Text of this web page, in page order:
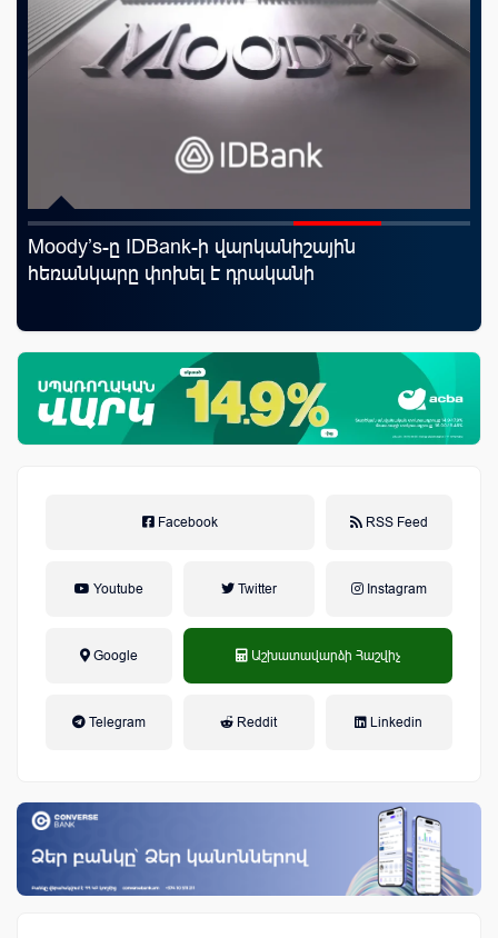
Moody’s-ը IDBank-ի վարկանիշային
հեռանկարը փոխել է դրականի
Facebook RSS Feed
Youtube Twitter Instagram
Google Աշխատավարձի Հաշվիչ
Telegram Reddit Linkedin